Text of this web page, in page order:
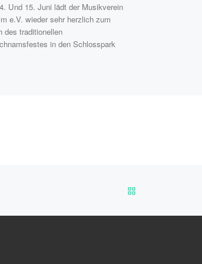
Und 15. Juni lädt der Musikverein
e.V. wieder sehr herzlich zum
des traditionellen
in den Schlosspark
ZURÜCK